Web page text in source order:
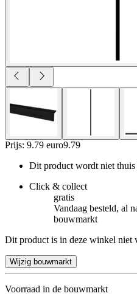
Prijs: 9.79 euro9.79
Dit product wordt niet thuis
Click & collect
gratis
Vandaag besteld, al
bouwmarkt
Dit product is in deze winkel niet
Wijzig bouwmarkt
Voorraad in de bouwmarkt